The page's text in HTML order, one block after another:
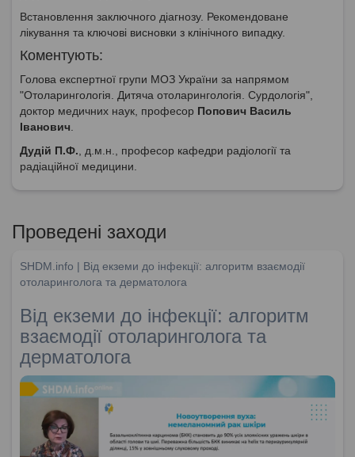
Встановлення заключного діагнозу. Рекомендоване
лікування та ключові висновки з клінічного випадку.
Коментують:
Голова експертної групи МОЗ України за напрямом
"Отоларингологія. Дитяча отоларингологія. Сурдологія",
доктор медичних наук, професор Попович Василь
Іванович
Дудій П.Ф. , д.м.н., професор кафедри радіології та
радіаційної медицини.
Проведені заходи
SHDM.info | Від екземи до інфекції: алгоритм взаємодії
отоларинголога та дерматолога
Від екземи до інфекції: алгоритм
взаємодії отоларинголога та
дерматолога